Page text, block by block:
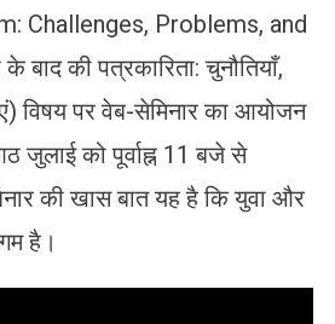
Challenges, Problems, and
बाद की पत्रकारिता: चुनौतियाँ,
विषय पर वेब-सेमिनार का आयोजन
जुलाई को पूर्वाह्न 11 बजे से
की खास बात यह है कि युवा और
है।